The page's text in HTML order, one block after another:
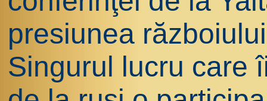
presiunea
Singurul lucru care